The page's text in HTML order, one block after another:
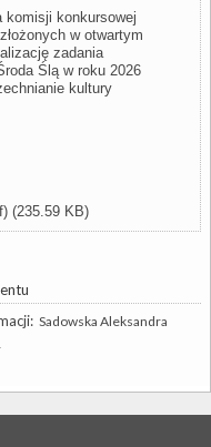
komisji konkursowej
w otwartym
zadania
Ślą w roku 2026
kultury
(235.59 KB)
Sadowska Aleksandra